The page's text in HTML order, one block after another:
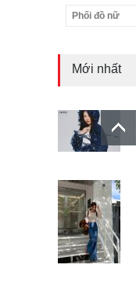
Phối đồ nữ
Mới nhất